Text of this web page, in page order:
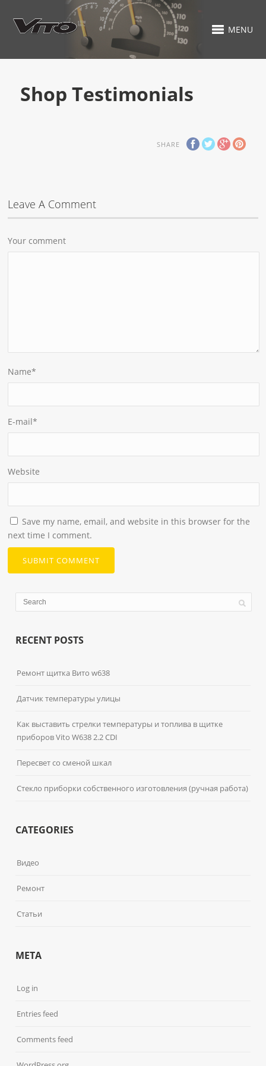
MENU
Shop Testimonials
SHARE
Leave A Comment
Your comment
Name*
E-mail*
Website
Save my name, email, and website in this browser for the
next time I comment.
RECENT POSTS
Ремонт щитка Вито w638
Датчик температуры улицы
Как выставить стрелки температуры и топлива в щитке
приборов Vito W638 2.2 CDI
Пересвет со сменой шкал
Стекло приборки собственного изготовления (ручная работа)
CATEGORIES
Видео
Ремонт
Статьи
META
Log in
Entries feed
Comments feed